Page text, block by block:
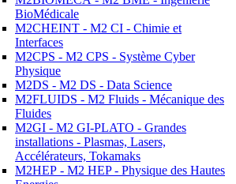
BioMédicale
M2CHEINT - M2 CI - Chimie et
Interfaces
M2CPS - M2 CPS - Système Cyber
Physique
M2DS - M2 DS - Data Science
M2FLUIDS - M2 Fluids - Mécanique des
Fluides
M2GI - M2 GI-PLATO - Grandes
installations - Plasmas, Lasers,
Accélérateurs, Tokamaks
M2HEP - M2 HEP - Physique des Hautes